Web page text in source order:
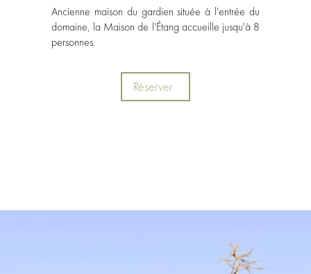
Ancienne maison du gardien située à l'entrée du
domaine, la Maison de l'Étang accueille jusqu'à 8
personnes.
Réserver